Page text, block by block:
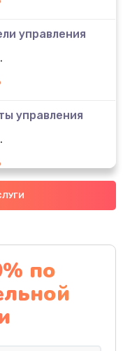
управления
управления
блока
по